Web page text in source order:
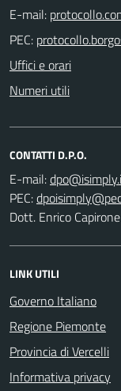
E-mail:
PEC:
Uffici e orari
Numeri utili
CONTATTI D.P.O.
E-mail:
PEC:
Dott. Enrico Capirone
LINK UTILI
Governo Italiano
Regione Piemonte
Provincia di Vercelli
Informativa privacy